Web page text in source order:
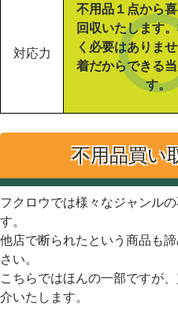
対応力
不用品１点から
回収いたします
く必要はありま
着だからできる
す。
不用品買い
フクロウでは様々なジャンル
す。
他店で断られたという商品も
さい。
こちらではほんの一部ですが
介いたします。